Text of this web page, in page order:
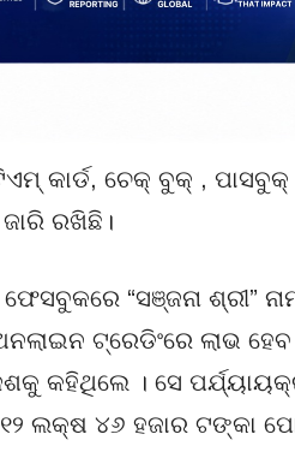
ଚେକ୍ ବୁକ୍ , ପାସବୁକ୍
ରଖିଛି।
“ସଞ୍ଜନା ଶ୍ରୀ”
ଟ୍ରେଡିଂରେ ଲାଭ
କହିଥିଲେ । ସେ
ଲକ୍ଷ ୪୬ ହଜାର ଟଙ୍କା